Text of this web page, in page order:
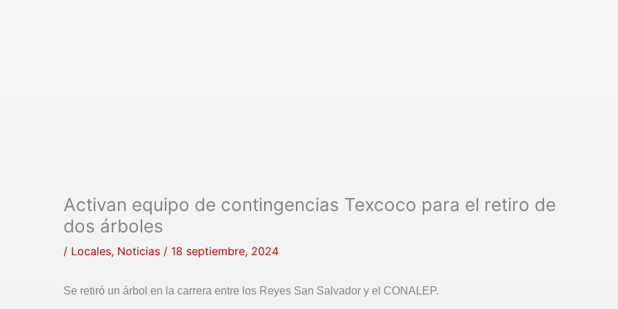
Activan equipo de contingencias Texcoco para el retiro de
dos árboles
/ Locales, Noticias / 18 septiembre, 2024
Se retiró un árbol en la carrera entre los Reyes San Salvador y el CONALEP.